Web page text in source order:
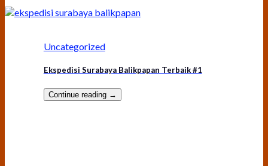
Uncategorized
Ekspedisi Surabaya Balikpapan Terbaik #1
Continue reading →